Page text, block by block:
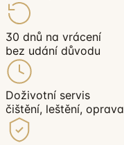
30 dnů na vrácení
bez udání důvodu
Doživotní servis
čištění, leštění, oprava